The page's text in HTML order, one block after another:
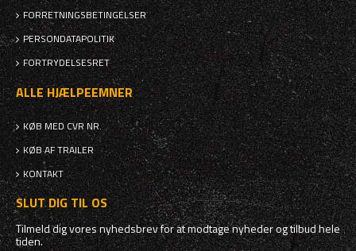
FORRETNINGSBETINGELSER
PERSONDATAPOLITIK
FORTRYDELSESRET
ALLE HJÆLPEEMNER
KØB MED CVR NR.
KØB AF TRAILER
KONTAKT
SLUT DIG TIL OS
Tilmeld dig vores nyhedsbrev for at modtage nyheder og tilbud hele
tiden.